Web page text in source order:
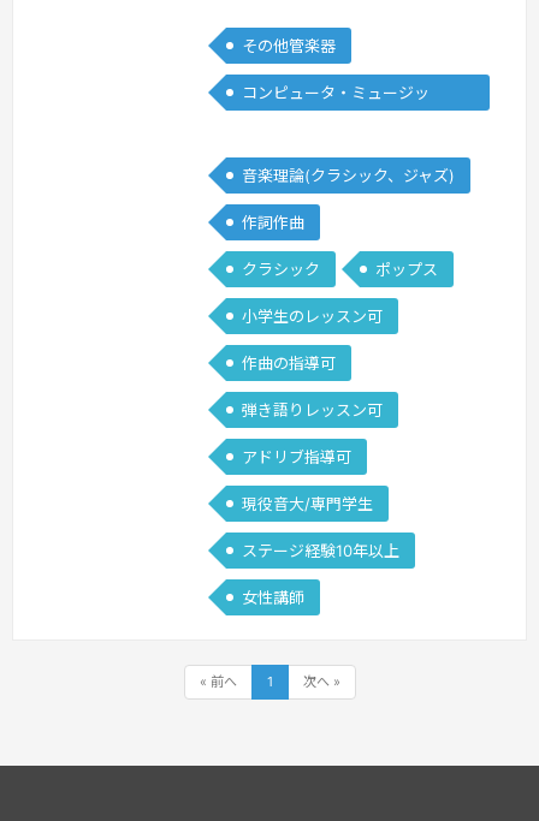
ーケストラ演奏10年！オーボエのレッ
スンも受付中です！一緒にオーボエの魅
力に迫ってみましょう♫続きを見る »
その他管楽器
コンピュータ・ミュージッ
音楽理論(クラシック、ジャズ)
作詞作曲
クラシック ポップス
小学生のレッスン可
作曲の指導可
弾き語りレッスン可
アドリブ指導可
現役音大/専門学生
ステージ経験10年以上
女性講師
« 前へ 1 次へ »